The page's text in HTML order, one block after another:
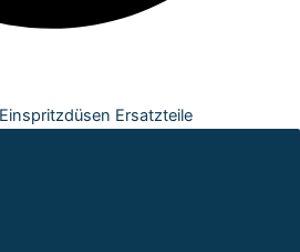
Ersatzteile